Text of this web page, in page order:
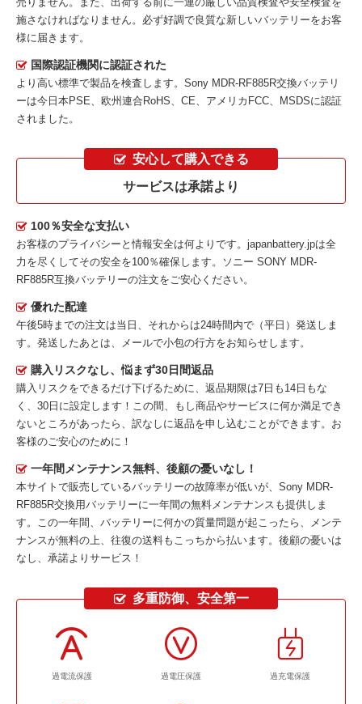
施さなければなりません。必ず好調で良質な新しいバッテリーをお客
様に届きます。
国際認証機関に認証された
より高い標準で製品を検査します。Sony MDR-RF885R交換バッテリ
ーは今日本PSE、欧州連合RoHS、CE、アメリカFCC、MSDSに認証
されました。
安心して購入できる
サービスは承諾より
100％安全な支払い
お客様のプライバシーと情報安全は何よりです。japanbattery.jpは全
力を尽くしてその安全を100％確保します。
ソニー SONY MDR-
RF885R互換バッテリーの注文をご安心ください。
優れた配達
午後5時までの注文は当日、それからは24時間内で（平日）発送しま
す。発送したあとは、メールで小包の行方をお知らせします。
購入リスクなし、悩まず30日間返品
購入リスクをできるだけ下げるために、返品期限は7日も14日もな
く、30日に設定します！この間、もし商品やサービスに何か満足でき
ないところがあったら、訳なしに返品を申し込むことができます。お
客様のご安心のために！
一年間メンテナンス無料、後顧の憂いなし！
本サイトで販売しているバッテリーの故障率が低いが、 Sony MDR-
RF885R交換用バッテリーに一年間の無料メンテナンスも提供しま
す。この一年間、バッテリーに何かの質量問題が起こったら、メンテ
ナンスが無料の上、往復の送料もこっちから払います。後顧の憂いは
なし、承諾よりサービス！
多重防御、安全第一
過電流保護 過電圧保護 過充電保護